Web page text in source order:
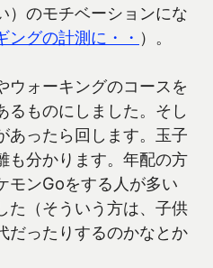
）のモチベーションにな
ングの計測に・・ ）。
ウォーキングのコースを
るものにしました。そし
あったら回します。玉子
も分かります。年配の方
モンGoをする人が多い
た（そういう方は、子供
だったりするのかなとか